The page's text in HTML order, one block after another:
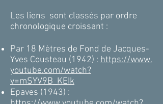
Les liens sont classés par ordre
chronologique croissant :
Par 18 Mètres de Fond de Jacques-
Yves Cousteau (1942) : https://www.
youtube.com/watch?
v=mSYV9B_KEIk
Epaves (1943) :